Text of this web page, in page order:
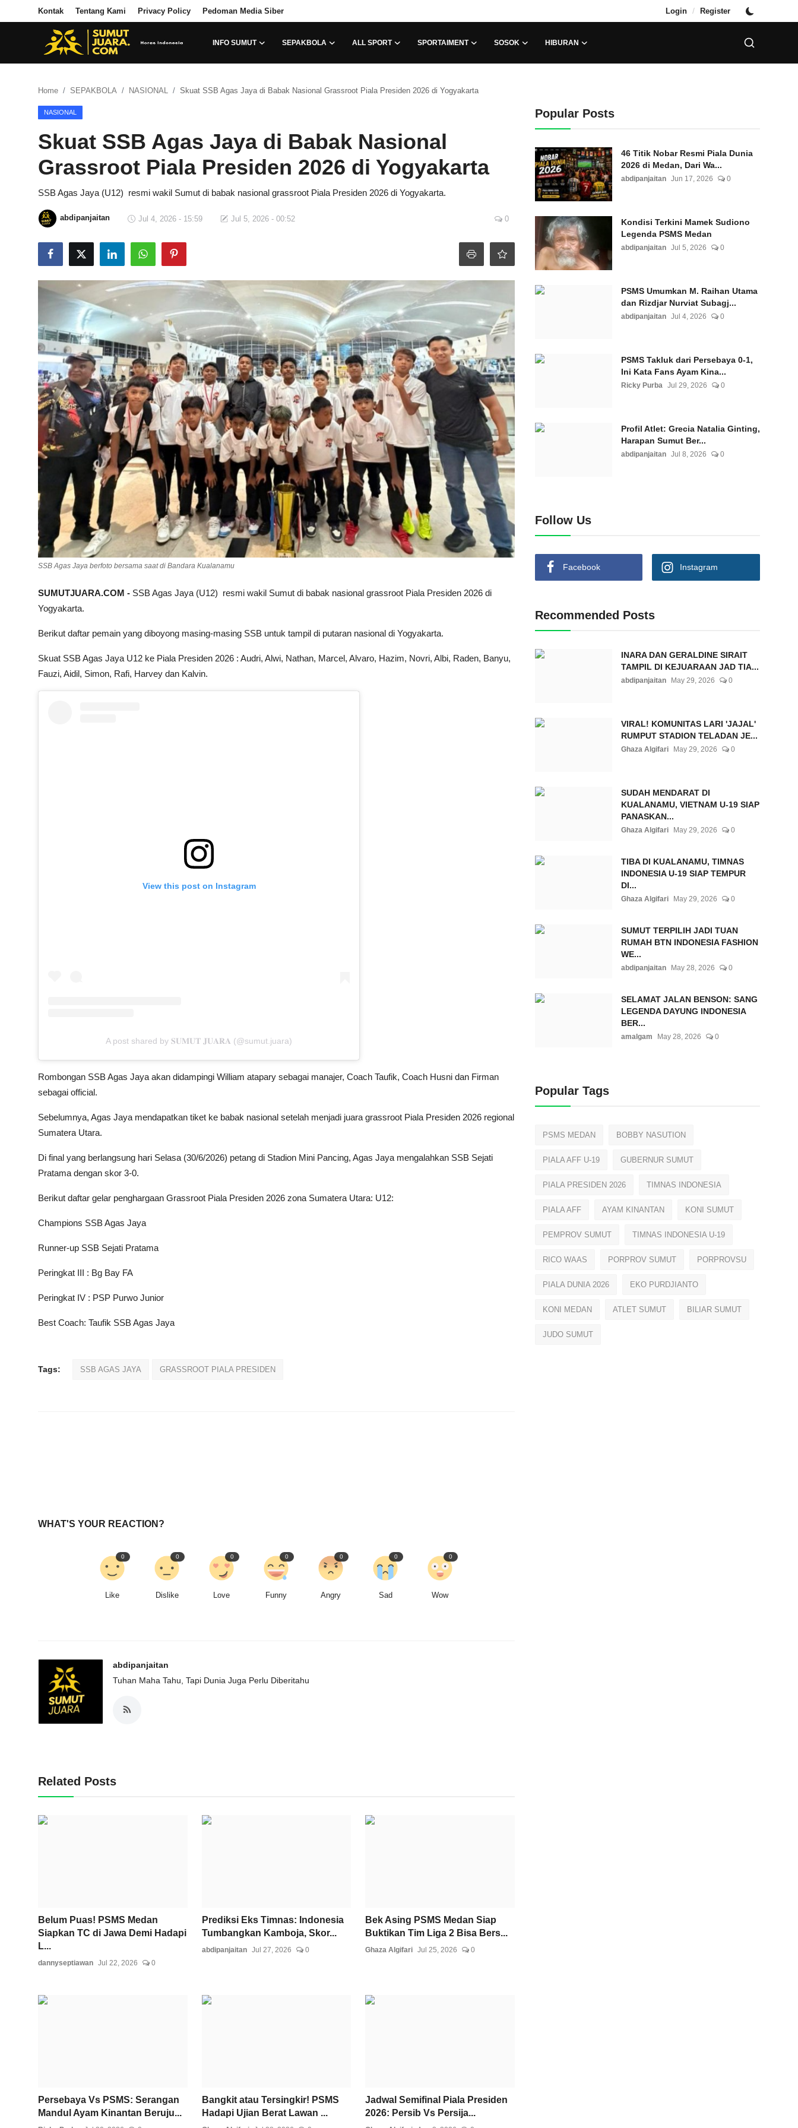
Kontak Tentang Kami Privacy Policy Pedoman Media Siber Login / Register
INFO SUMUT SEPAKBOLA ALL SPORT SPORTAIMENT SOSOK HIBURAN
Login Register
Privacy Policy
INFO SUMUT
SEPAKBOLA
ALL SPORT
SPORTAIMENT
SOSOK
HIBURAN
Home SEPAKBOLA NASIONAL Skuat SSB Agas Jaya di Babak Nasional Grassroot Piala Presiden 2026 di Yogyakarta
NASIONAL
Skuat SSB Agas Jaya di Babak Nasional
Grassroot Piala Presiden 2026 di Yogyakarta
SSB Agas Jaya (U12) resmi wakil Sumut di babak nasional grassroot Piala Presiden 2026 di Yogyakarta.
abdipanjaitan Jul 4, 2026 - 15:59 Jul 5, 2026 - 00:52 0
SSB Agas Jaya berfoto bersama saat di Bandara Kualanamu
SUMUTJUARA.COM - SSB Agas Jaya (U12) resmi wakil Sumut di babak nasional grassroot Piala Presiden 2026 di
Yogyakarta.
Berikut daftar pemain yang diboyong masing-masing SSB untuk tampil di putaran nasional di Yogyakarta.
Skuat SSB Agas Jaya U12 ke Piala Presiden 2026 : Audri, Alwi, Nathan, Marcel, Alvaro, Hazim, Novri, Albi, Raden, Banyu,
Fauzi, Aidil, Simon, Rafi, Harvey dan Kalvin.
View this post on Instagram
A post shared by 𝐒𝐔𝐌𝐔𝐓 𝐉𝐔𝐀𝐑𝐀 (@sumut.juara)
Rombongan SSB Agas Jaya akan didampingi William atapary sebagai manajer, Coach Taufik, Coach Husni dan Firman
sebagai official.
Sebelumnya, Agas Jaya mendapatkan tiket ke babak nasional setelah menjadi juara grassroot Piala Presiden 2026 regional
Sumatera Utara.
Di final yang berlangsung hari Selasa (30/6/2026) petang di Stadion Mini Pancing, Agas Jaya mengalahkan SSB Sejati
Pratama dengan skor 3-0.
Berikut daftar gelar penghargaan Grassroot Piala Presiden 2026 zona Sumatera Utara: U12:
Champions SSB Agas Jaya
Runner-up SSB Sejati Pratama
Peringkat III : Bg Bay FA
Peringkat IV : PSP Purwo Junior
Best Coach: Taufik SSB Agas Jaya
Tags: SSB AGAS JAYA GRASSROOT PIALA PRESIDEN
WHAT'S YOUR REACTION?
Like
0
Dislike
0
Love
0
Funny
0
Angry
0
Sad
0
Wow
0
abdipanjaitan
Tuhan Maha Tahu, Tapi Dunia Juga Perlu Diberitahu
Related Posts
Belum Puas! PSMS Medan
Siapkan TC di Jawa Demi Hadapi
L...
dannyseptiawan Jul 22, 2026 0
Prediksi Eks Timnas: Indonesia
Tumbangkan Kamboja, Skor...
abdipanjaitan Jul 27, 2026 0
Bek Asing PSMS Medan Siap
Buktikan Tim Liga 2 Bisa Bers...
Ghaza Algifari Jul 25, 2026 0
Persebaya Vs PSMS: Serangan
Mandul Ayam Kinantan Beruju...
Bangkit atau Tersingkir! PSMS
Hadapi Ujian Berat Lawan ...
Jadwal Semifinal Piala Presiden
2026: Persib Vs Persija...
Popular Posts
46 Titik Nobar Resmi Piala Dunia
2026 di Medan, Dari Wa...
abdipanjaitan Jun 17, 2026 0
Kondisi Terkini Mamek Sudiono
Legenda PSMS Medan
abdipanjaitan Jul 5, 2026 0
PSMS Umumkan M. Raihan Utama
dan Rizdjar Nurviat Subagj...
abdipanjaitan Jul 4, 2026 0
PSMS Takluk dari Persebaya 0-1,
Ini Kata Fans Ayam Kina...
Ricky Purba Jul 29, 2026 0
Profil Atlet: Grecia Natalia Ginting,
Harapan Sumut Ber...
abdipanjaitan Jul 8, 2026 0
Follow Us
Facebook Instagram
Recommended Posts
INARA DAN GERALDINE SIRAIT
TAMPIL DI KEJUARAAN JAD TIA...
abdipanjaitan May 29, 2026 0
VIRAL! KOMUNITAS LARI 'JAJAL'
RUMPUT STADION TELADAN JE...
Ghaza Algifari May 29, 2026 0
SUDAH MENDARAT DI
KUALANAMU, VIETNAM U-19 SIAP
PANASKAN...
Ghaza Algifari May 29, 2026 0
TIBA DI KUALANAMU, TIMNAS
INDONESIA U-19 SIAP TEMPUR
DI...
Ghaza Algifari May 29, 2026 0
SUMUT TERPILIH JADI TUAN
RUMAH BTN INDONESIA FASHION
WE...
abdipanjaitan May 28, 2026 0
SELAMAT JALAN BENSON: SANG
LEGENDA DAYUNG INDONESIA
BER...
amalgam May 28, 2026 0
Popular Tags
PSMS MEDAN BOBBY NASUTION
PIALA AFF U-19 GUBERNUR SUMUT
PIALA PRESIDEN 2026 TIMNAS INDONESIA
PIALA AFF AYAM KINANTAN KONI SUMUT
PEMPROV SUMUT TIMNAS INDONESIA U-19
RICO WAAS PORPROV SUMUT PORPROVSU
PIALA DUNIA 2026 EKO PURDJIANTO
KONI MEDAN ATLET SUMUT BILIAR SUMUT
JUDO SUMUT